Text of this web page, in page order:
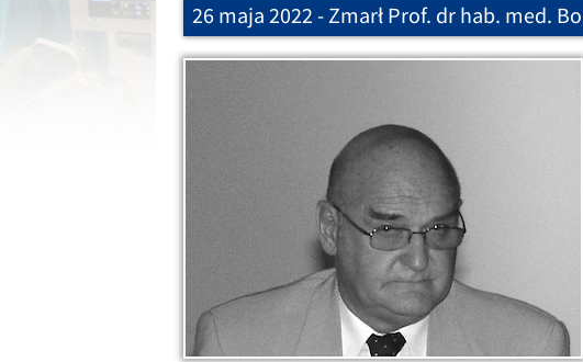
26 maja 2022 - Zmarł Prof. dr hab. med.